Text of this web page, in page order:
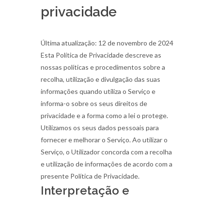
privacidade
Última atualização: 12 de novembro de 2024
Esta Política de Privacidade descreve as
nossas políticas e procedimentos sobre a
recolha, utilização e divulgação das suas
informações quando utiliza o Serviço e
informa-o sobre os seus direitos de
privacidade e a forma como a lei o protege.
Utilizamos os seus dados pessoais para
fornecer e melhorar o Serviço. Ao utilizar o
Serviço, o Utilizador concorda com a recolha
e utilização de informações de acordo com a
presente Política de Privacidade.
Interpretação e